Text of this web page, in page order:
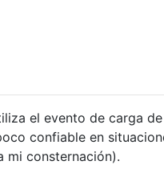
el evento de carga
confiable en
mi consternación).